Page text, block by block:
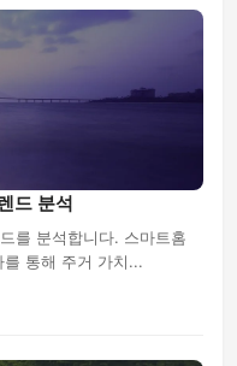
드 분석
를 분석합니다. 스마트홈
통해 주거 가치...